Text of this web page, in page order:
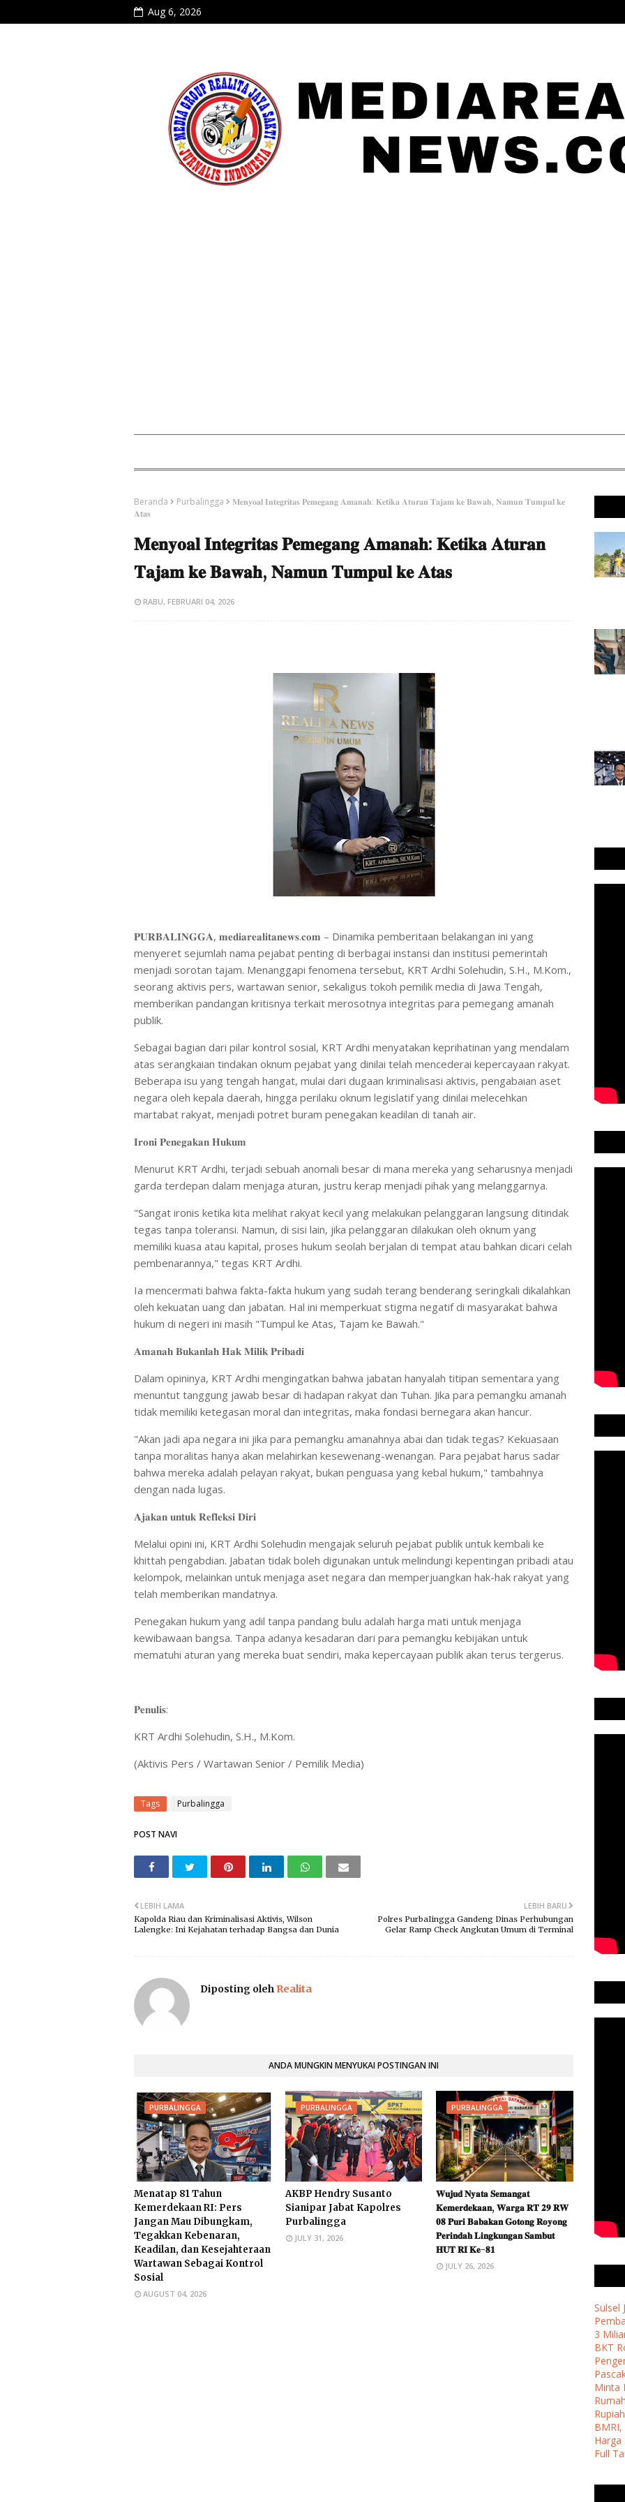
Aug 6, 2026
Beranda Purbalingga
​𝐌𝐞𝐧𝐲𝐨𝐚𝐥 𝐈𝐧𝐭𝐞𝐠𝐫𝐢𝐭𝐚𝐬 𝐏𝐞𝐦𝐞𝐠𝐚𝐧𝐠 𝐀𝐦𝐚𝐧𝐚𝐡: 𝐊𝐞𝐭𝐢𝐤𝐚 𝐀𝐭𝐮𝐫𝐚𝐧 𝐓𝐚𝐣𝐚𝐦 𝐤𝐞 𝐁𝐚𝐰𝐚𝐡, 𝐍𝐚𝐦𝐮𝐧 𝐓𝐮𝐦𝐩𝐮𝐥 𝐤𝐞
𝐀𝐭𝐚𝐬
​𝐌𝐞𝐧𝐲𝐨𝐚𝐥 𝐈𝐧𝐭𝐞𝐠𝐫𝐢𝐭𝐚𝐬 𝐏𝐞𝐦𝐞𝐠𝐚𝐧𝐠 𝐀𝐦𝐚𝐧𝐚𝐡: 𝐊𝐞𝐭𝐢𝐤𝐚 𝐀𝐭𝐮𝐫𝐚𝐧
𝐓𝐚𝐣𝐚𝐦 𝐤𝐞 𝐁𝐚𝐰𝐚𝐡, 𝐍𝐚𝐦𝐮𝐧 𝐓𝐮𝐦𝐩𝐮𝐥 𝐤𝐞 𝐀𝐭𝐚𝐬
RABU, FEBRUARI 04, 2026
𝐏𝐔𝐑𝐁𝐀𝐋𝐈𝐍𝐆𝐆𝐀, 𝐦𝐞𝐝𝐢𝐚𝐫𝐞𝐚𝐥𝐢𝐭𝐚𝐧𝐞𝐰𝐬.𝐜𝐨𝐦 – Dinamika pemberitaan belakangan ini yang
menyeret sejumlah nama pejabat penting di berbagai instansi dan institusi pemerintah
menjadi sorotan tajam. Menanggapi fenomena tersebut, KRT Ardhi Solehudin, S.H., M.Kom.,
seorang aktivis pers, wartawan senior, sekaligus tokoh pemilik media di Jawa Tengah,
memberikan pandangan kritisnya terkait merosotnya integritas para pemegang amanah
publik.
Sebagai bagian dari pilar kontrol sosial, KRT Ardhi menyatakan keprihatinan yang mendalam
atas serangkaian tindakan oknum pejabat yang dinilai telah mencederai kepercayaan rakyat.
Beberapa isu yang tengah hangat, mulai dari dugaan kriminalisasi aktivis, pengabaian aset
negara oleh kepala daerah, hingga perilaku oknum legislatif yang dinilai melecehkan
martabat rakyat, menjadi potret buram penegakan keadilan di tanah air.
𝐈𝐫𝐨𝐧𝐢 𝐏𝐞𝐧𝐞𝐠𝐚𝐤𝐚𝐧 𝐇𝐮𝐤𝐮𝐦
Menurut KRT Ardhi, terjadi sebuah anomali besar di mana mereka yang seharusnya menjadi
garda terdepan dalam menjaga aturan, justru kerap menjadi pihak yang melanggarnya.
"Sangat ironis ketika kita melihat rakyat kecil yang melakukan pelanggaran langsung ditindak
tegas tanpa toleransi. Namun, di sisi lain, jika pelanggaran dilakukan oleh oknum yang
memiliki kuasa atau kapital, proses hukum seolah berjalan di tempat atau bahkan dicari celah
pembenarannya," tegas KRT Ardhi.
Ia mencermati bahwa fakta-fakta hukum yang sudah terang benderang seringkali dikalahkan
oleh kekuatan uang dan jabatan. Hal ini memperkuat stigma negatif di masyarakat bahwa
hukum di negeri ini masih "Tumpul ke Atas, Tajam ke Bawah."
𝐀𝐦𝐚𝐧𝐚𝐡 𝐁𝐮𝐤𝐚𝐧𝐥𝐚𝐡 𝐇𝐚𝐤 𝐌𝐢𝐥𝐢𝐤 𝐏𝐫𝐢𝐛𝐚𝐝𝐢
Dalam opininya, KRT Ardhi mengingatkan bahwa jabatan hanyalah titipan sementara yang
menuntut tanggung jawab besar di hadapan rakyat dan Tuhan. Jika para pemangku amanah
tidak memiliki ketegasan moral dan integritas, maka fondasi bernegara akan hancur.
"Akan jadi apa negara ini jika para pemangku amanahnya abai dan tidak tegas? Kekuasaan
tanpa moralitas hanya akan melahirkan kesewenang-wenangan. Para pejabat harus sadar
bahwa mereka adalah pelayan rakyat, bukan penguasa yang kebal hukum," tambahnya
dengan nada lugas.
𝐀𝐣𝐚𝐤𝐚𝐧 𝐮𝐧𝐭𝐮𝐤 𝐑𝐞𝐟𝐥𝐞𝐤𝐬𝐢 𝐃𝐢𝐫𝐢
Melalui opini ini, KRT Ardhi Solehudin mengajak seluruh pejabat publik untuk kembali ke
khittah pengabdian. Jabatan tidak boleh digunakan untuk melindungi kepentingan pribadi atau
kelompok, melainkan untuk menjaga aset negara dan memperjuangkan hak-hak rakyat yang
telah memberikan mandatnya.
Penegakan hukum yang adil tanpa pandang bulu adalah harga mati untuk menjaga
kewibawaan bangsa. Tanpa adanya kesadaran dari para pemangku kebijakan untuk
mematuhi aturan yang mereka buat sendiri, maka kepercayaan publik akan terus tergerus.
​𝐏𝐞𝐧𝐮𝐥𝐢𝐬:
KRT Ardhi Solehudin, S.H., M.Kom.
(Aktivis Pers / Wartawan Senior / Pemilik Media)
Tags Purbalingga
POST NAVI
LEBIH BARU
Polres PurbaIingga Gandeng Dinas Perhubungan
Gelar Ramp Check Angkutan Umum di Terminal
LEBIH LAMA
Kapolda Riau dan Kriminalisasi Aktivis, Wilson
Lalengke: Ini Kejahatan terhadap Bangsa dan Dunia
Diposting oleh Realita
ANDA MUNGKIN MENYUKAI POSTINGAN INI
PURBALINGGA
Menatap 81 Tahun
Kemerdekaan RI: Pers
Jangan Mau Dibungkam,
Tegakkan Kebenaran,
Keadilan, dan Kesejahteraan
Wartawan Sebagai Kontrol
Sosial
AUGUST 04, 2026
PURBALINGGA
AKBP Hendry Susanto
Sianipar Jabat Kapolres
Purbalingga
JULY 31, 2026
PURBALINGGA
𝐖𝐮𝐣𝐮𝐝 𝐍𝐲𝐚𝐭𝐚 𝐒𝐞𝐦𝐚𝐧𝐠𝐚𝐭
𝐊𝐞𝐦𝐞𝐫𝐝𝐞𝐤𝐚𝐚𝐧, 𝐖𝐚𝐫𝐠𝐚 𝐑𝐓 𝟐𝟗 𝐑𝐖
𝟎𝟖 𝐏𝐮𝐫𝐢 𝐁𝐚𝐛𝐚𝐤𝐚𝐧 𝐆𝐨𝐭𝐨𝐧𝐠 𝐑𝐨𝐲𝐨𝐧𝐠
𝐏𝐞𝐫𝐢𝐧𝐝𝐚𝐡 𝐋𝐢𝐧𝐠𝐤𝐮𝐧𝐠𝐚𝐧 𝐒𝐚𝐦𝐛𝐮𝐭
𝐇𝐔𝐓 𝐑𝐈 𝐊𝐞-𝟖𝟏 ​
JULY 26, 2026
Sulsel
3
BKT
Minta
Rumah
Harga
Full